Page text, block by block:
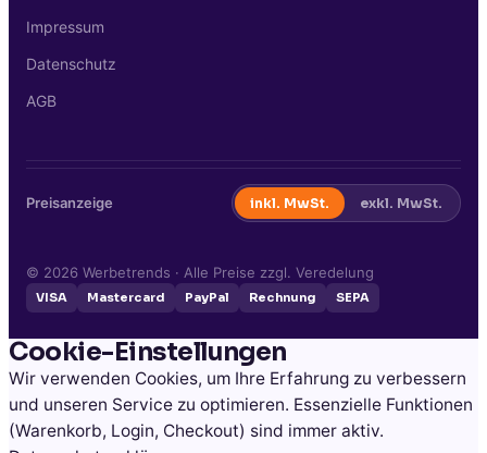
Impressum
Datenschutz
AGB
Preisanzeige inkl. MwSt. exkl. MwSt.
© 2026 Werbetrends · Alle Preise zzgl. Veredelung
VISA Mastercard PayPal Rechnung SEPA
Cookie-Einstellungen
Wir verwenden Cookies, um Ihre Erfahrung zu verbessern
und unseren Service zu optimieren. Essenzielle Funktionen
(Warenkorb, Login, Checkout) sind immer aktiv.